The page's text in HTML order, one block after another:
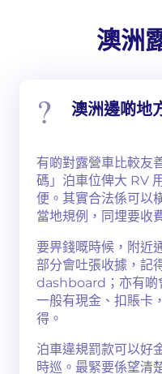
澳洲
澳洲邊啲地
有啲對露營車比較友
碼」泊車位俾大 RV
便。其實合法係可以
當地規例，同埋要收
要畀錢嘅時候，附
部分會吐張收據，記
dashboard；亦有啲
一般有現金、扣賬卡
得。
泊車違規罰款可以好
時巡。最緊要係望清